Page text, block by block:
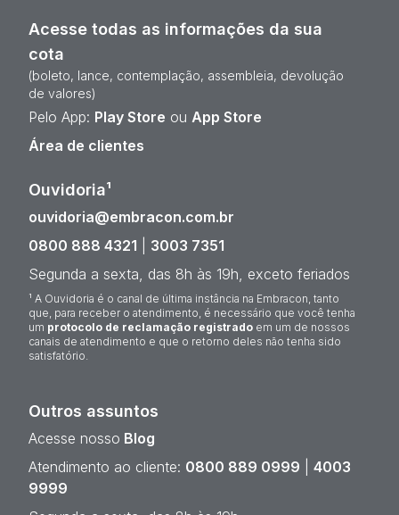
Acesse todas as informações da sua
cota
(boleto, lance, contemplação, assembleia, devolução
de valores)
Pelo App: Play Store ou App Store
Área de clientes
Ouvidoria¹
ouvidoria@embracon.com.br
0800 888 4321
3003 7351
Segunda a sexta, das 8h às 19h, exceto feriados
¹ A Ouvidoria é o canal de última instância na Embracon, tanto
que, para receber o atendimento, é necessário que você tenha
um protocolo de reclamação registrado em um de nossos
canais de atendimento e que o retorno deles não tenha sido
satisfatório.
Outros assuntos
Acesse nosso Blog
Atendimento ao cliente: 0800 889 0999
4003
9999